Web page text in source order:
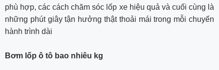
phù hợp, các cách chăm sóc lốp xe hiệu quả và cuối cùng là
những phút giây tận hưởng thật thoải mái trong mỗi chuyến
hành trình dài
Bơm lốp ô tô bao nhiêu kg